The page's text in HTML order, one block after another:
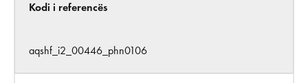
Kodi i referencës
aqshf_i2_00446_phn0106